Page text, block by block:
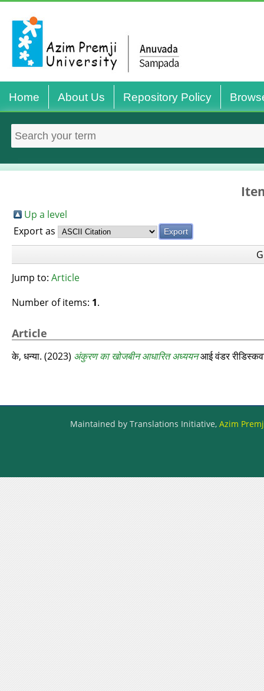
Home About Us Repository Policy
Up a level
Export as
Jump to: Article
Number of items: 1.
Article
के, धन्या. (2023) अंकुरण का खोजबीन आधारित अध्ययनआई वंडर
Maintained by Translations Initiative, Azim